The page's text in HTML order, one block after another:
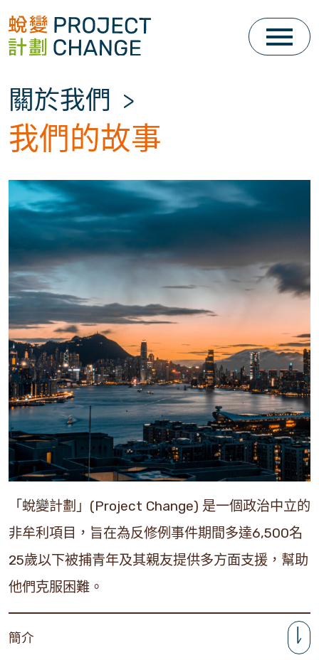
Skip
to
關於我們 >
我們的故事
「蛻變計劃」(Project Change) 是一個政治中立的
非牟利項目，旨在為反修例事件期間多達6,500名
25歲以下被捕青年及其親友提供多方面支援，幫助
他們克服困難。
簡介